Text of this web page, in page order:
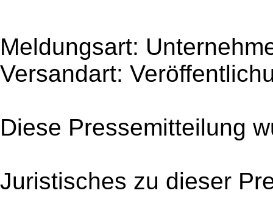
Meldungsart:
Versandart:
Diese Pressemitteilung
Juristisches zu dieser